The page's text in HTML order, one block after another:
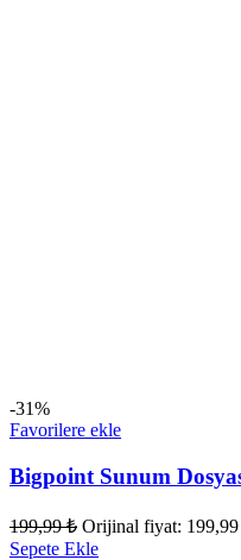
-31%
Favorilere ekle
Bigpoint Sunum
199,99₺ Orijinal fiyat:
Sepete Ekle